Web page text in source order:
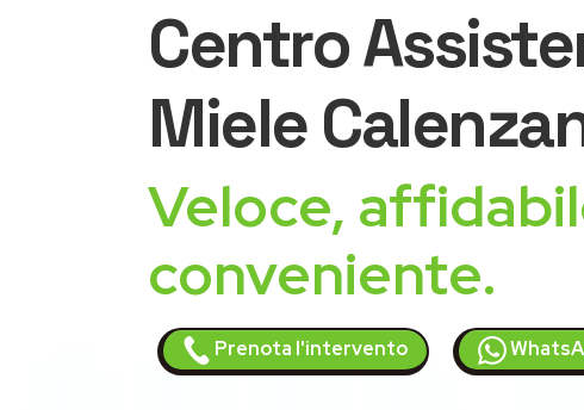
Centro
Miele
Veloce,
conveniente.
Prenota l'intervento